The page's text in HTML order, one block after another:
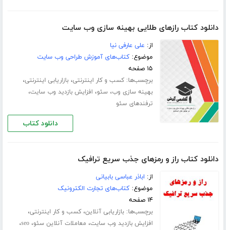
دانلود کتاب رازهای طلایی بهینه سازی وب سایت
از: علی عارفی نیا
موضوع:کتاب‌های آموزش طراحی وب سایت
۱۵ صفحه
برچسب‌ها:کسب و کار اینترنتی،بازاریابی اینترنتی،
بهینه سازی وب، سئو، افزایش بازدید وب سایت،
ترفندهای سئو
دانلود کتاب
دانلود کتاب راز و رمزهای جذب سریع ترافیک
از: اباذر عباسی بابیانی
موضوع:کتاب‌های تجارت الکترونیک
۱۴ صفحه
برچسب‌ها:بازاریابی آنلاین،کسب و کار اینترنتی،
افزایش بازدید وب سایت، معاملات آنلاین سئو،seo،